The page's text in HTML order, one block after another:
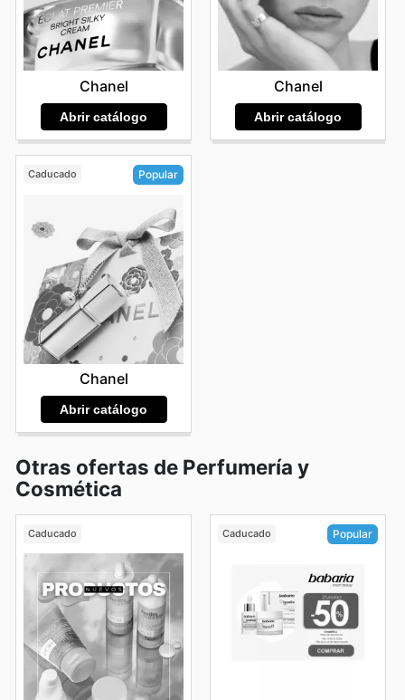
Chanel
Abrir catálogo
Chanel
Abrir catálogo
Caducado Popular
Chanel
Abrir catálogo
Otras ofertas de Perfumería y
Cosmética
Caducado Caducado Popular